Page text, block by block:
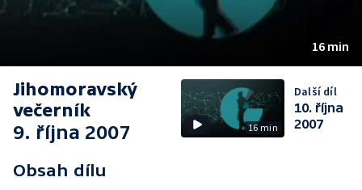
16 min
Jihomoravský
večerník
9. října 2007
Obsah dílu
16 min
Další díl
10. října
2007